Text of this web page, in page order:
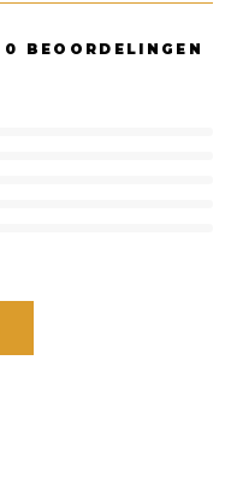
0 BEOORDELINGEN